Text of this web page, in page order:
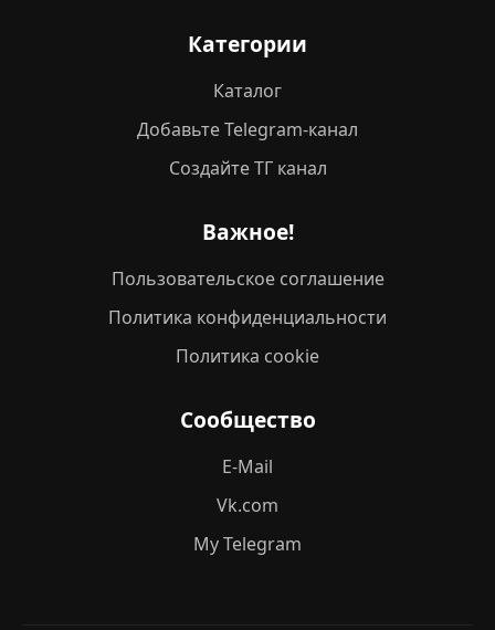
Категории
Каталог
Добавьте Telegram-канал
Создайте ТГ канал
Важное!
Пользовательское соглашение
Политика конфиденциальности
Политика cookie
Сообщество
E-Mail
Vk.com
My Telegram